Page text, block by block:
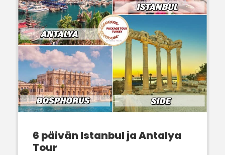
6 päivän Istanbul ja Antalya
Tour